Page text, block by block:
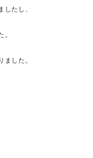
たし、
した。